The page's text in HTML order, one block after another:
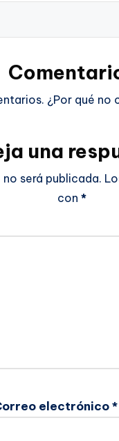
¿Por qué no
una
será publicada.
con*
electrónico*